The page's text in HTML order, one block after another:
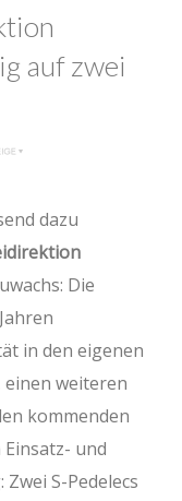
auf zwei
dazu
Die
in den eigenen
weiteren
kommenden
Einsatz- und
S-Pedelecs